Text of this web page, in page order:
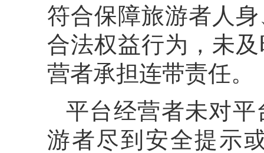
符合保障旅游者人
合法权益行为，未
营者承担连带责任。
平台经营者未对
游者尽到安全提示